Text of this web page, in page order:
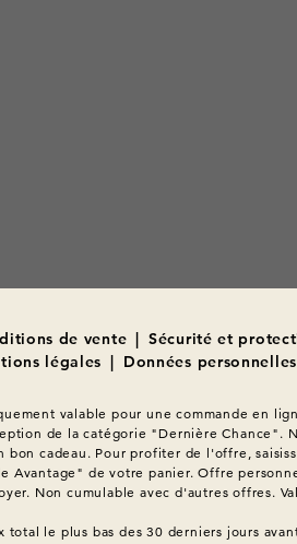
de vente | Sécurité et
légales | Données personnelles
valable pour une commande en
de la catégorie "Dernière Chance".
bon cadeau. Pour profiter de l'offre,
Avantage" de votre panier. Offre
Non cumulable avec d'autres offres.